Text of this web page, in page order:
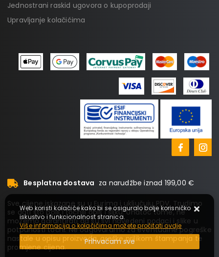
Jednostrani raskid ugovora o kupoprodaji
Upravljanje kolačićima
Besplatna dostava za narudžbe iznad 199,00 €
Sve cijene iskazane su u Eurima i uključuju PDV. Trudimo
se dati što bolji i točniji opis i sliku. Unatoč tome, ne
možemo garantirati da su svi navedeni podaci i slike u
potpunosti točni. Ne odgovaramo za eventualne pogreške
nastale u opisu proizvoda, greške prilikom štampanja te
promjene cijena.
Web koristi kolačiće kako bi se osiguralo bolje korisničko
iskustvo i funkcionalnost stranica.
Više informacija o kolačićima možete pročitati ovdje
Prihvaćam sve